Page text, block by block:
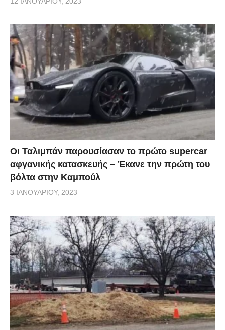
Οι Ταλιμπάν παρουσίασαν το πρώτο supercar
αφγανικής κατασκευής – Έκανε την πρώτη του
βόλτα στην Καμπούλ
3 ΙΑΝΟΥΑΡΊΟΥ, 2023